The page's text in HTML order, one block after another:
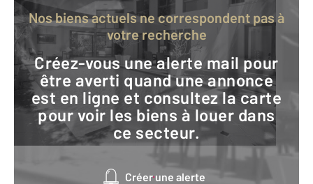
Nos biens actuels ne correspondent pas à
votre recherche
Créez-vous une alerte mail pour
être averti quand une annonce
est en ligne et consultez la carte
pour voir les biens à louer dans
ce secteur.
Créer une alerte